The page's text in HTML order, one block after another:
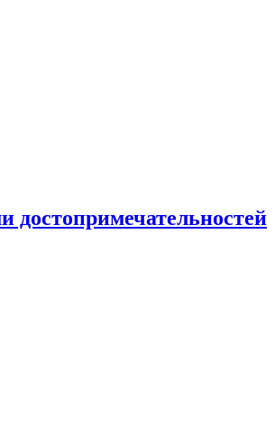
достопримечательностей